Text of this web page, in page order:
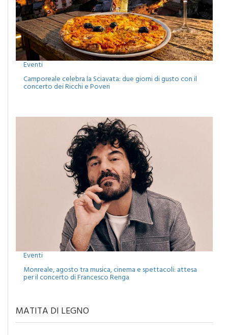
Eventi
Camporeale celebra la Sciavata: due giorni di gusto con il
Eventi
Monreale, agosto tra musica, cinema e spettacoli: attesa
MATITA DI LEGNO